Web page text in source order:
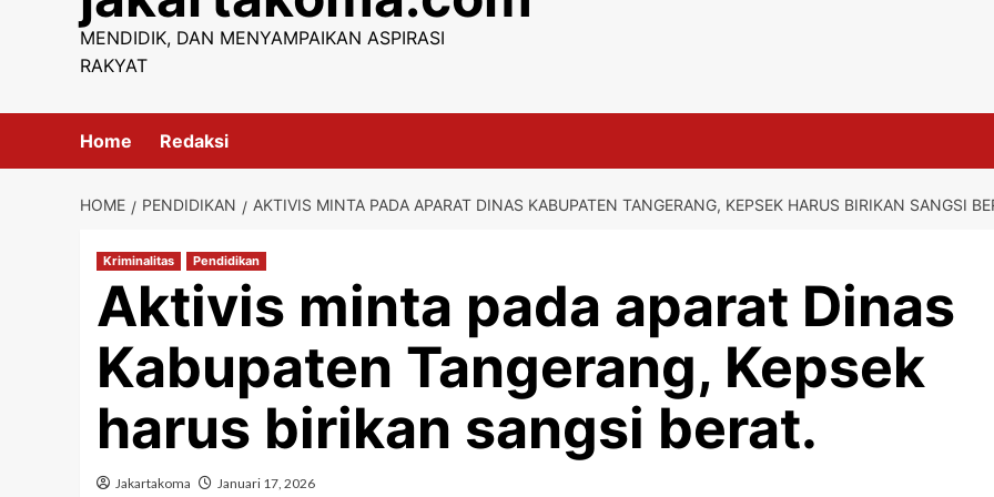
MENDIDIK, DAN MENYAMPAIKAN ASPIRASI
RAKYAT
Home Redaksi
HOME PENDIDIKAN AKTIVIS MINTA PADA APARAT DINAS KABUPATEN TANGERANG, KEPSEK HARUS BIRIKAN SANGSI
Kriminalitas Pendidikan
Aktivis minta pada aparat Dinas
Kabupaten Tangerang, Kepsek
harus birikan sangsi berat.
Jakartakoma Januari 17, 2026